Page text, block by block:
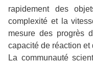
rapidement des
complexité et la
mesure des progrès
capacité de réaction et
La communauté